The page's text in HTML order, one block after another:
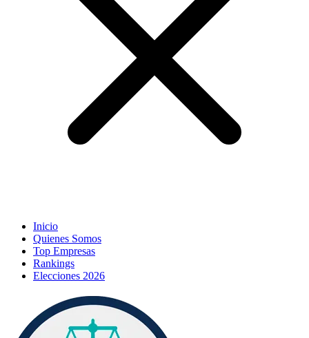
Inicio
Quienes Somos
Top Empresas
Rankings
Elecciones 2026